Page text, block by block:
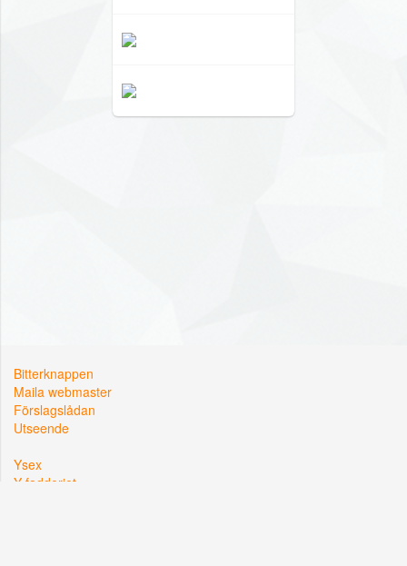
Bitterknappen
Maila webmaster
Förslagslådan
Utseende
Ysex
Y-fadderiet